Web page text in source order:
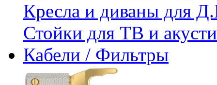
Кресла и диваны для
Стойки для ТВ и
Кабели / Фильтры